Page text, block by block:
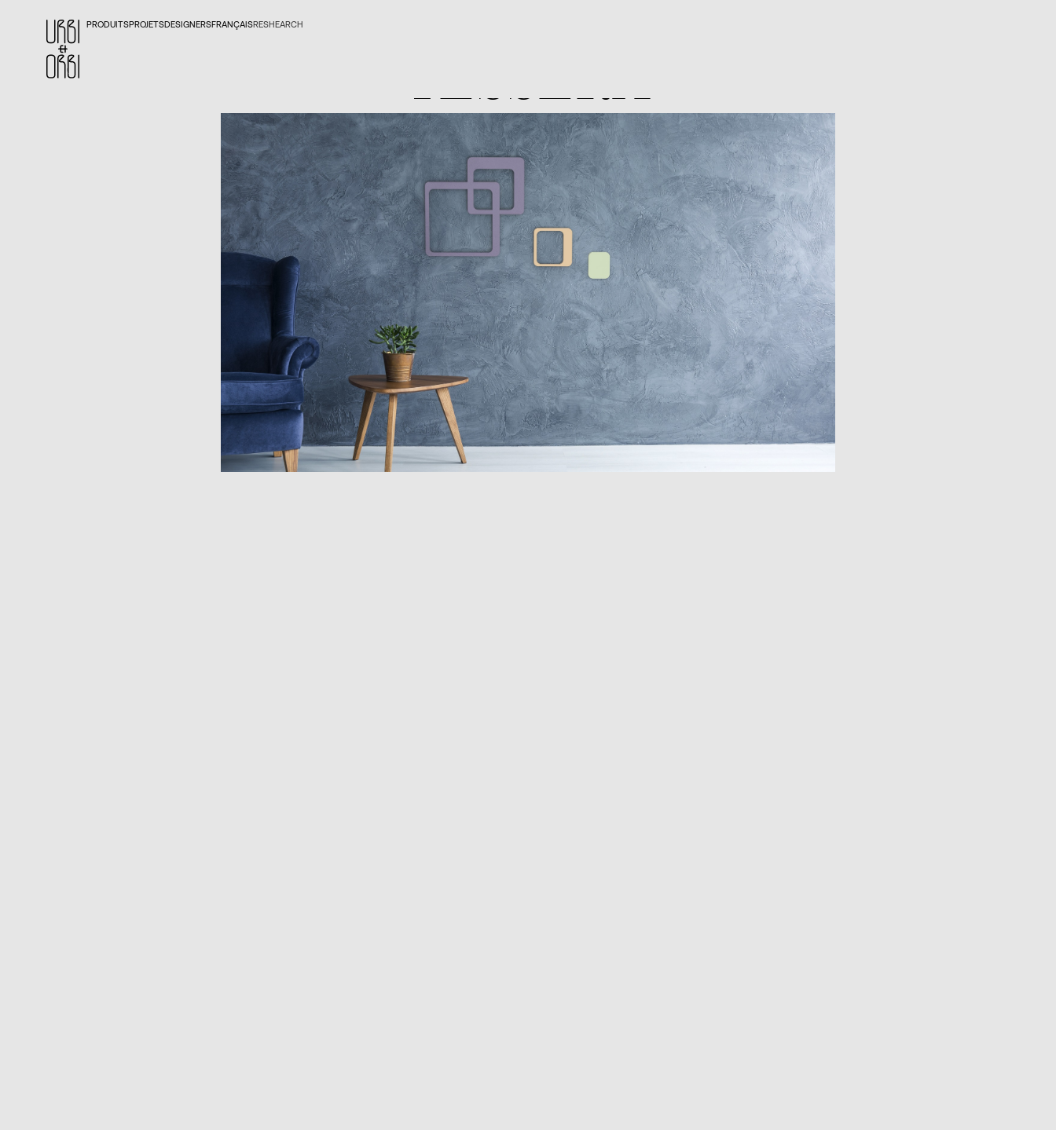
PRODUITSPROJETSDESIGNERS RESHEARCH
FRANÇAIS
TESSERA